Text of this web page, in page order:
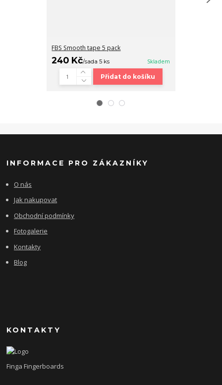
FBS Smooth tape 5 pack
240 Kč/sada 5 ks Skladem
Přidat do košíku
INFORMACE PRO ZÁKAZNÍKY
O nás
Jak nakupovat
Obchodní podmínky
Fotogalerie
Kontakty
Blog
KONTAKTY
Finga Fingerboards